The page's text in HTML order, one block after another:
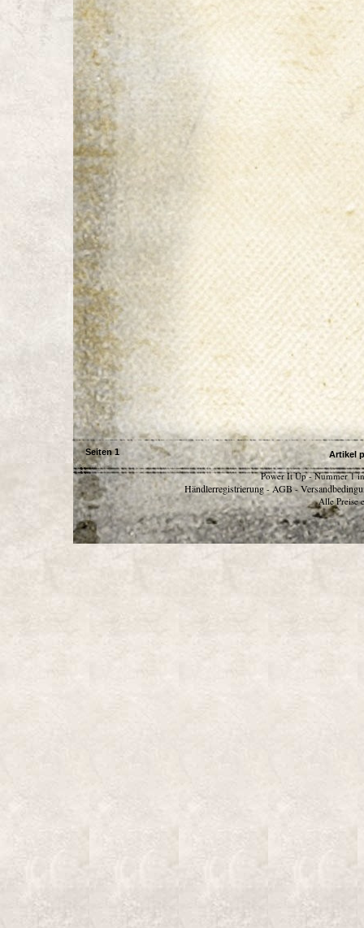
Seiten 1 Artikel
Power It Up - Nummer 1
Händlerregistrierung - AGB -
Alle Preise